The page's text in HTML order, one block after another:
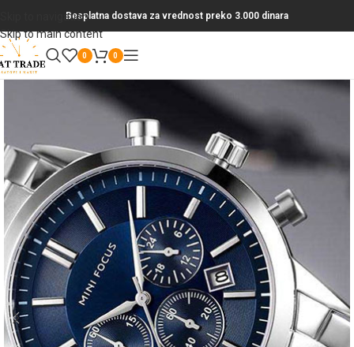
Skip to navigation
Skip to main content
Besplatna dostava za vrednost preko 3.000 dinara
0 0